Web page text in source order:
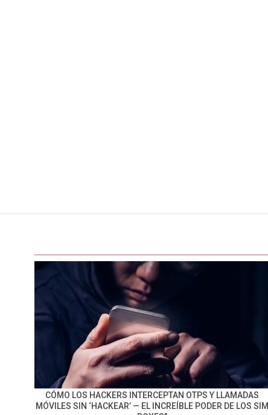
CÓMO LOS HACKERS INTERCEPTAN OTPS Y LLAMADAS
MÓVILES SIN ‘HACKEAR’ — EL INCREÍBLE PODER DE LOS SIM